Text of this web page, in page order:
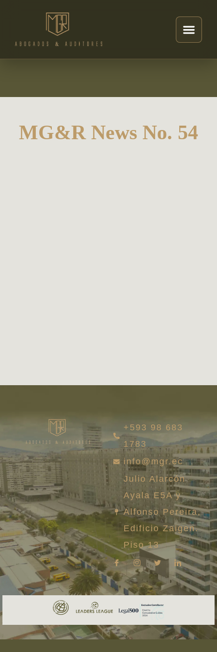
MG&R News No. 54
+593 98 683
1783
info@mgr.ec
Julio Alarcón
Ayala E5A y
Alfonso Pereira,
Edificio Zaigen.
Piso 13